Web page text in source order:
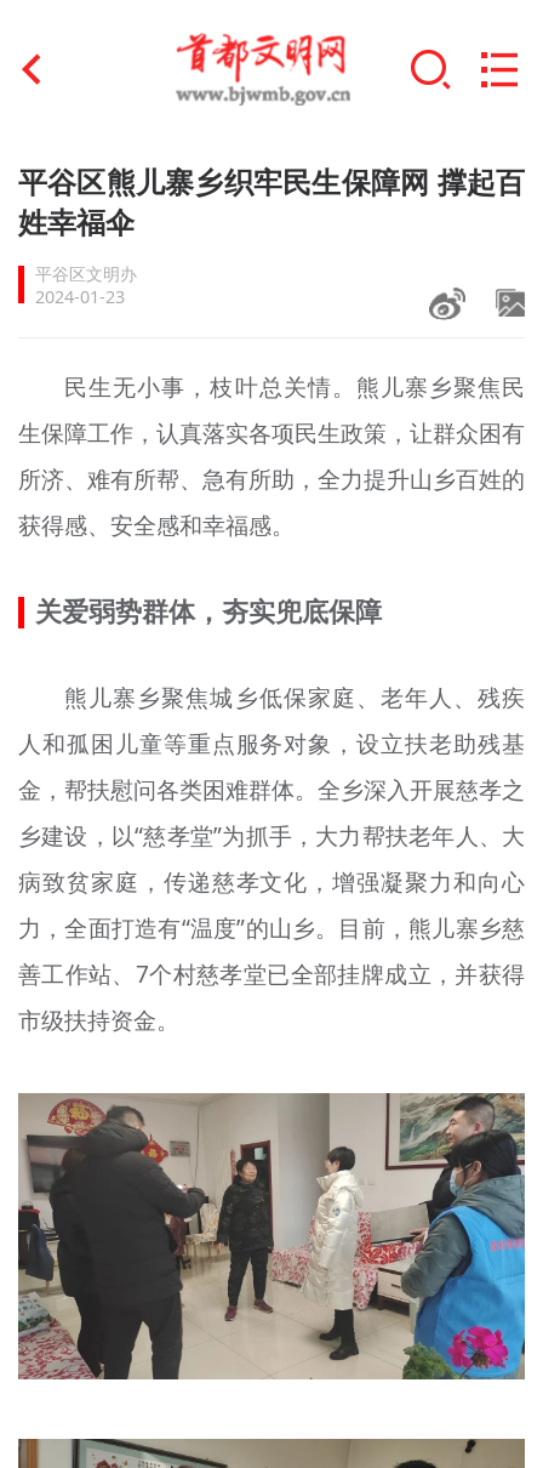
首页
文明创建
文明实践
未成年人思想道德建设
榜样人物
+
身边好人
北京宣传文化引导基金
宣传思想文化人才
专题
资料库
+
平谷区熊儿寨乡织牢民生保障网 撑起百
姓幸福伞
平谷区文明办
2024-01-23
民生无小事，枝叶总关情。熊儿寨乡聚焦民
生保障工作，认真落实各项民生政策，让群众困有
所济、难有所帮、急有所助，全力提升山乡百姓的
获得感、安全感和幸福感。
关爱弱势群体，夯实兜底保障
熊儿寨乡聚焦城乡低保家庭、老年人、残疾
人和孤困儿童等重点服务对象，设立扶老助残基
金，帮扶慰问各类困难群体。全乡深入开展慈孝之
乡建设，以“慈孝堂”为抓手，大力帮扶老年人、大
病致贫家庭，传递慈孝文化，增强凝聚力和向心
力，全面打造有“温度”的山乡。目前，熊儿寨乡慈
善工作站、7个村慈孝堂已全部挂牌成立，并获得
市级扶持资金。